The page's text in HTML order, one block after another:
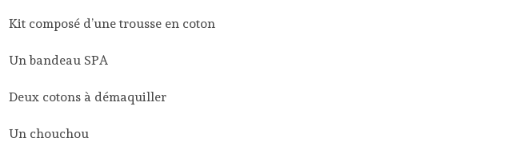
Kit composé d’une trousse en coton
Un bandeau SPA
Deux cotons à démaquiller
Un chouchou